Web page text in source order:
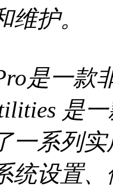
护。
是一款
是
一系列
统设置